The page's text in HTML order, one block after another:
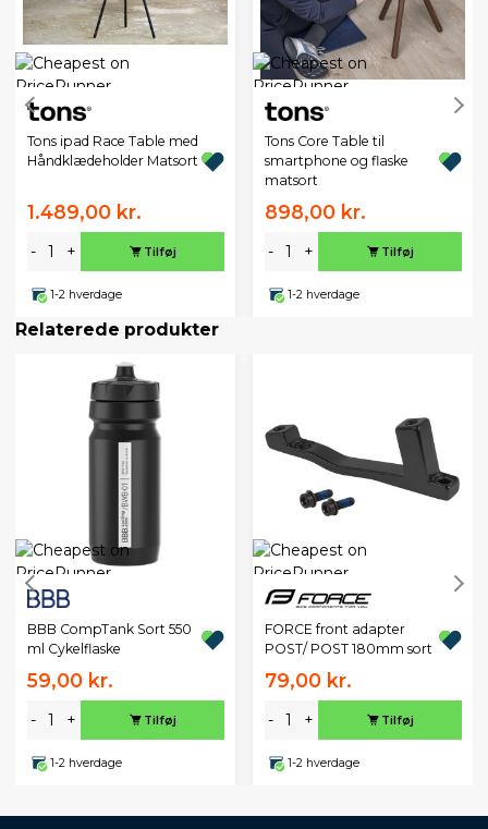
Tons ipad Race Table med
Håndklædeholder Matsort
1.489,00 kr.
- + Tilføj
1-2 hverdage
Tons Core Table til
smartphone og flaske
matsort
898,00 kr.
- + Tilføj
1-2 hverdage
Relaterede produkter
BBB CompTank Sort 550
ml Cykelflaske
59,00 kr.
- + Tilføj
1-2 hverdage
FORCE front adapter
POST/ POST 180mm sort
79,00 kr.
- + Tilføj
1-2 hverdage